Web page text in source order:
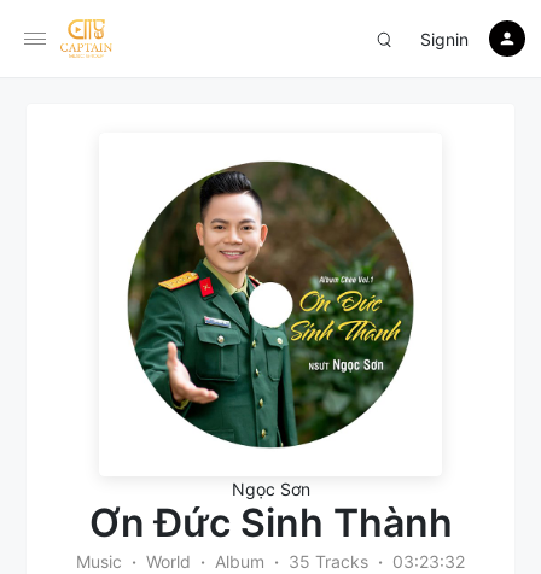
Signin
Ngọc Sơn
Ơn Đức Sinh Thành
Music World Album 35 Tracks
03:23:32